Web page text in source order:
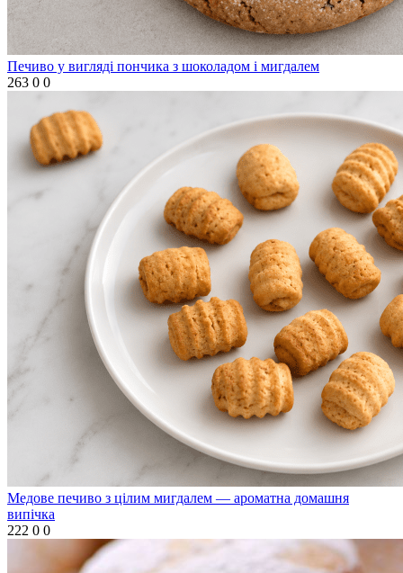
Печиво у вигляді пончика з шоколадом і мигдалем
263 0 0
Медове печиво з цілим мигдалем — ароматна домашня
випічка
222 0 0